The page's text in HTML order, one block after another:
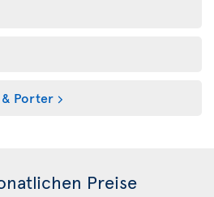
& Porter
Preise